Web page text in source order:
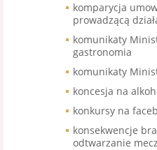
komparycja
prowadzącą
komunikaty
gastronomia
komunikaty
koncesja na
konkursy na
konsekwencje
odtwarzanie